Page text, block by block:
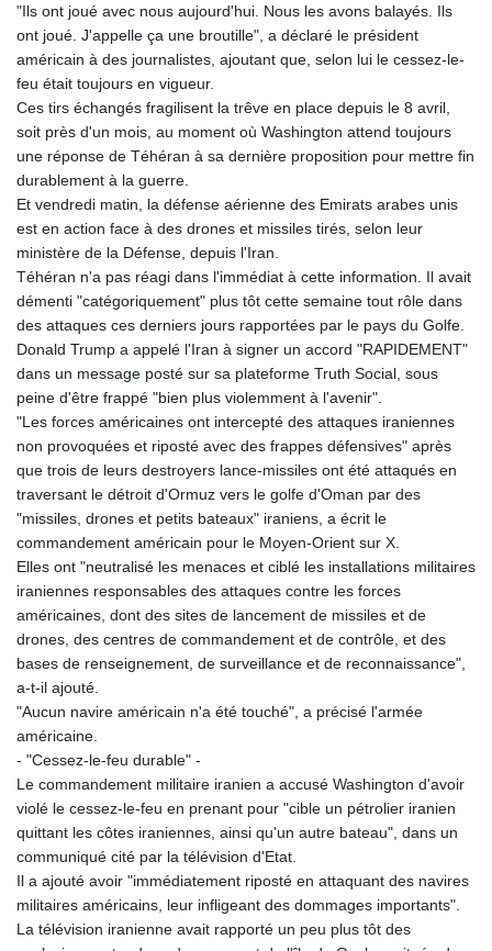
10137.703095
GTQ 8.808015
HKD 9.039024
HNL 30.940078
HRK 7.533599
INR 109.715086
IQD
1584113.947438
ISK 142.468329
JMD 182.981857
JOD 0.816908
JPY 182.455111
KGS 100.760472
1637.219545
LAK
26082.966454
103373.346556
LKR 387.758699
LRD 208.366759
"Ils ont joué avec nous aujourd'hui. Nous les avons balayés. Ils
ont joué. J'appelle ça une broutille", a déclaré le président
américain à des journalistes, ajoutant que, selon lui le cessez-le-
feu était toujours en vigueur.
Ces tirs échangés fragilisent la trêve en place depuis le 8 avril,
soit près d'un mois, au moment où Washington attend toujours
une réponse de Téhéran à sa dernière proposition pour mettre fin
durablement à la guerre.
Et vendredi matin, la défense aérienne des Emirats arabes unis
est en action face à des drones et missiles tirés, selon leur
ministère de la Défense, depuis l'Iran.
Téhéran n'a pas réagi dans l'immédiat à cette information. Il avait
démenti "catégoriquement" plus tôt cette semaine tout rôle dans
des attaques ces derniers jours rapportées par le pays du Golfe.
Donald Trump a appelé l'Iran à signer un accord "RAPIDEMENT"
dans un message posté sur sa plateforme Truth Social, sous
peine d'être frappé "bien plus violemment à l'avenir".
"Les forces américaines ont intercepté des attaques iraniennes
non provoquées et riposté avec des frappes défensives" après
que trois de leurs destroyers lance-missiles ont été attaqués en
traversant le détroit d'Ormuz vers le golfe d'Oman par des
"missiles, drones et petits bateaux" iraniens, a écrit le
commandement américain pour le Moyen-Orient sur X.
Elles ont "neutralisé les menaces et ciblé les installations militaires
iraniennes responsables des attaques contre les forces
américaines, dont des sites de lancement de missiles et de
drones, des centres de commandement et de contrôle, et des
bases de renseignement, de surveillance et de reconnaissance",
a-t-il ajouté.
"Aucun navire américain n'a été touché", a précisé l'armée
américaine.
- "Cessez-le-feu durable" -
Le commandement militaire iranien a accusé Washington d'avoir
violé le cessez-le-feu en prenant pour "cible un pétrolier iranien
quittant les côtes iraniennes, ainsi qu'un autre bateau", dans un
communiqué cité par la télévision d'Etat.
Il a ajouté avoir "immédiatement riposté en attaquant des navires
militaires américains, leur infligeant des dommages importants".
La télévision iranienne avait rapporté un peu plus tôt des